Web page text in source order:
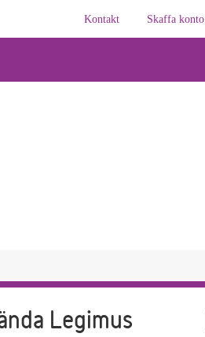
Kontakt
Skaffa konto
Legimus